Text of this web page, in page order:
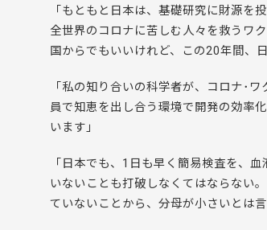
「もともと日本は、基礎研究に財源を
全世界のコロナに苦しむ人々を救うワ
国からでもいいけれど、この20年間、
「私の知り合いの科学者が、コロナ･
員で知恵を出し合う環境で開発の効率
います」
「日本でも、1日も早く簡易検査を、
いないことも打破しなくてはならない
ていないことから、分母が小さいとは